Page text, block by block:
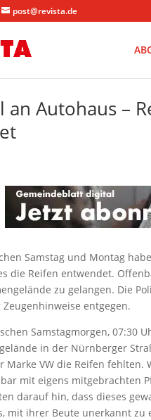
post@revista.de
an Autohaus –
Samstag und Montag
die Reifen entwendet.
zu gelangen. Die
entgegen.
Samstagmorgen, 07:30
in der Nürnberger
Marke VW die Reifen
mit eigens mitgebrachten
darauf hin, dass dieses
mit ihrer Beute unerkannt